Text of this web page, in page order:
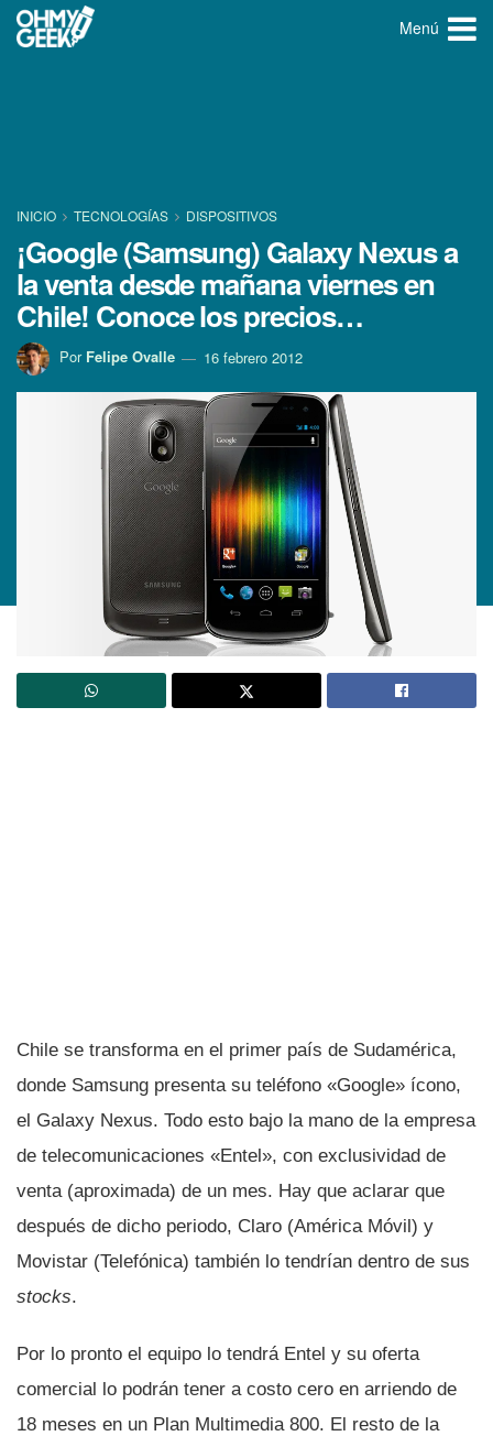
Menú
INICIO TECNOLOGÍ­AS DISPOSITIVOS
¡Google (Samsung) Galaxy Nexus a
la venta desde mañana viernes en
Chile! Conoce los precios…
Por Felipe Ovalle 16 febrero 2012
Chile se transforma en el primer paí­s de Sudamérica,
donde Samsung presenta su teléfono «Google» í­cono,
el Galaxy Nexus. Todo esto bajo la mano de la empresa
de telecomunicaciones «Entel», con exclusividad de
venta (aproximada) de un mes. Hay que aclarar que
después de dicho periodo, Claro (América Móvil) y
Movistar (Telefónica) también lo tendrí­an dentro de sus
stocks.
Por lo pronto el equipo lo tendrá Entel y su oferta
comercial lo podrán tener a costo cero en arriendo de
18 meses en un Plan Multimedia 800. El resto de la